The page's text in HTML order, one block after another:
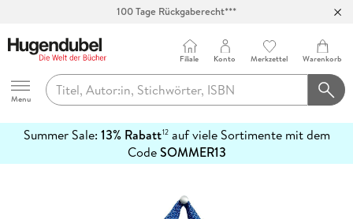
100 Tage Rückgaberecht***
Hugendubel
Menu
Filiale Konto Merkzettel Warenkorb
Summer Sale: 13% Rabatt12auf viele Sortimente mit dem
CodeSOMMER13
erfahren